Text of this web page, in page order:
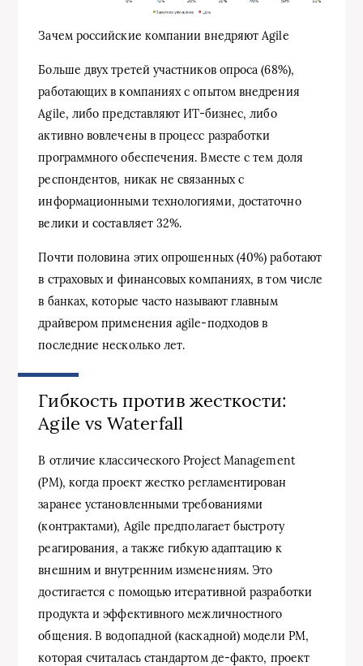
Зачем российские компании внедряют Agile
Больше двух третей участников опроса (68%),
работающих в компаниях с опытом внедрения
Agile, либо представляют ИТ-бизнес, либо
активно вовлечены в процесс разработки
программного обеспечения. Вместе с тем доля
респондентов, никак не связанных с
информационными технологиями, достаточно
велики и составляет 32%.
Почти половина этих опрошенных (40%) работают
в страховых и финансовых компаниях, в том числе
в банках, которые часто называют главным
драйвером применения agile-подходов в
последние несколько лет.
Гибкость против жесткости:
Agile vs Waterfall
В отличие классического Project Management
(PM), когда проект жестко регламентирован
заранее установленными требованиями
(контрактами), Agile предполагает быстроту
реагирования, а также гибкую адаптацию к
внешним и внутренним изменениям. Это
достигается с помощью итеративной разработки
продукта и эффективного межличностного
общения. В водопадной (каскадной) модели PM,
которая считалась стандартом де-факто, проект